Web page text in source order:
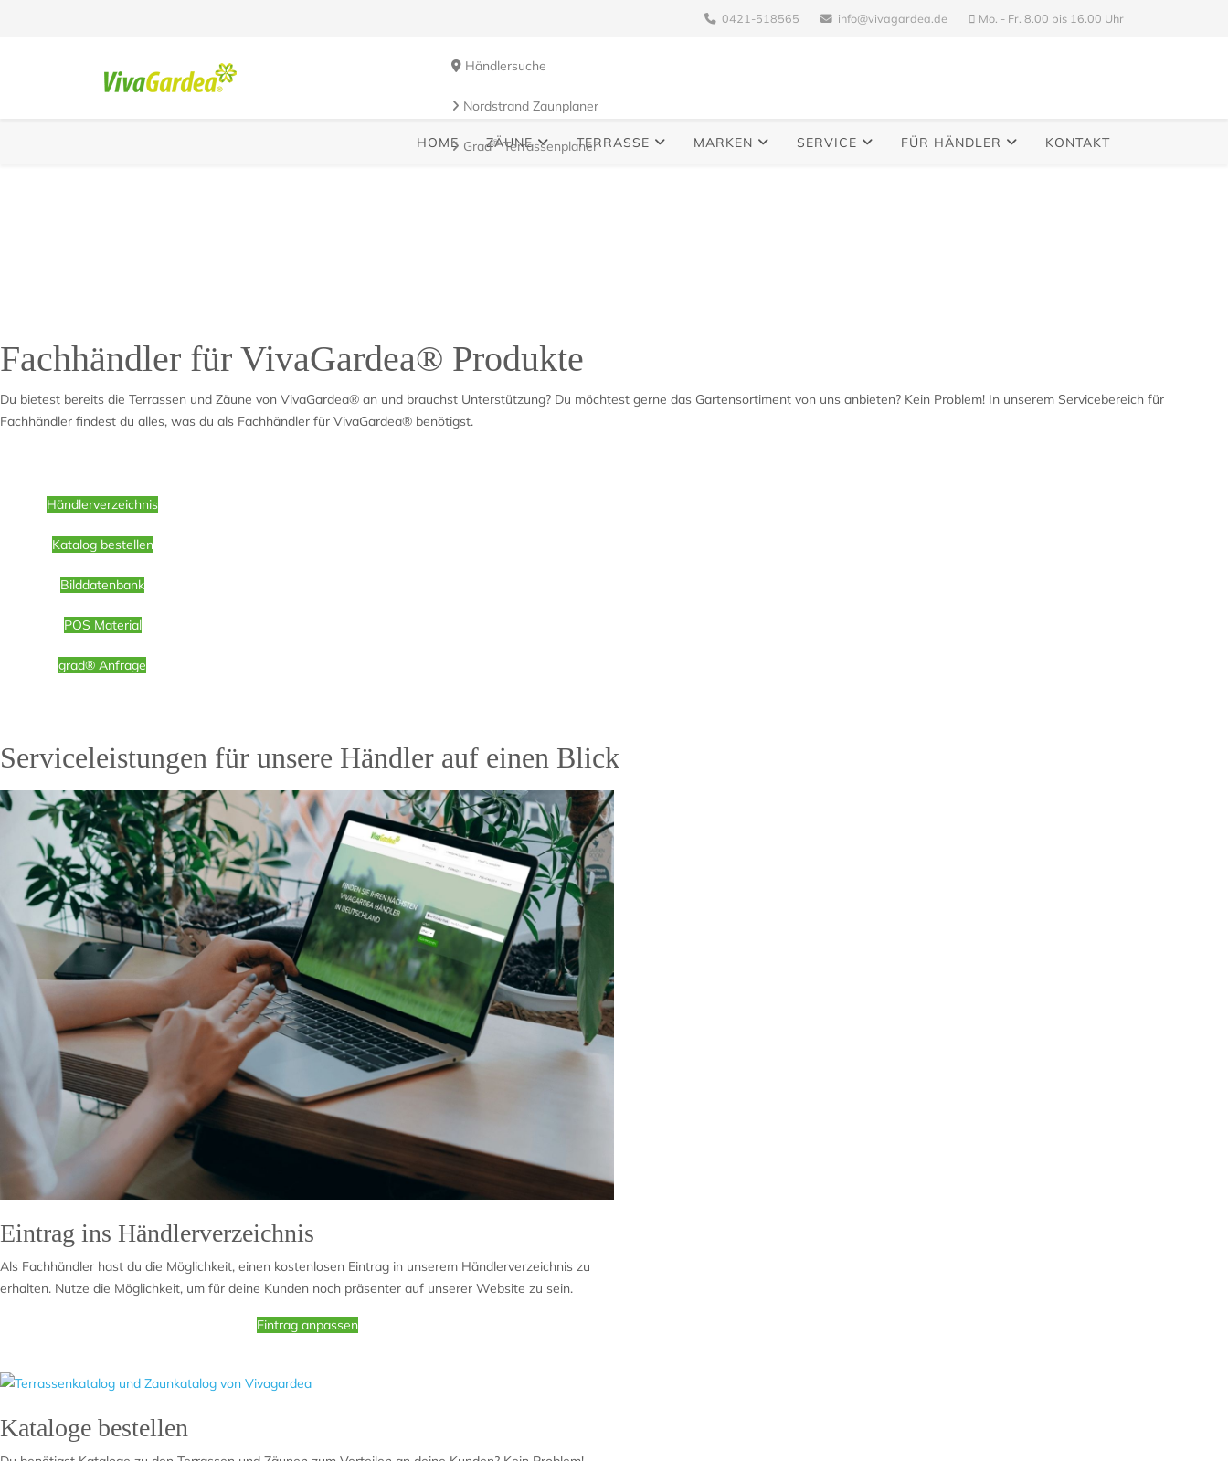
0421-518565 info@vivagardea.de Mo. - Fr. 8.00 bis 16.00 Uhr
Händlersuche
Nordstrand Zaunplaner
Grad®Terrassenplaner
HOME ZÄUNE TERRASSE MARKEN SERVICE FÜR HÄNDLER KONTAKT
Fachhändler für VivaGardea® Produkte
Du bietest bereits die Terrassen und Zäune von VivaGardea® an und brauchst Unterstützung? Du möchtest gerne das Gartensortiment von uns anbieten? Kein Problem! In unserem Servicebereich für
Fachhändler findest du alles, was du als Fachhändler für VivaGardea® benötigst.
Händlerverzeichnis
Katalog bestellen
Bilddatenbank
POS Material
grad® Anfrage
Serviceleistungen für unsere Händler auf einen Blick
Eintrag ins Händlerverzeichnis
Als Fachhändler hast du die Möglichkeit, einen kostenlosen Eintrag in unserem Händlerverzeichnis zu
erhalten. Nutze die Möglichkeit, um für deine Kunden noch präsenter auf unserer Website zu sein.
Eintrag anpassen
Kataloge bestellen